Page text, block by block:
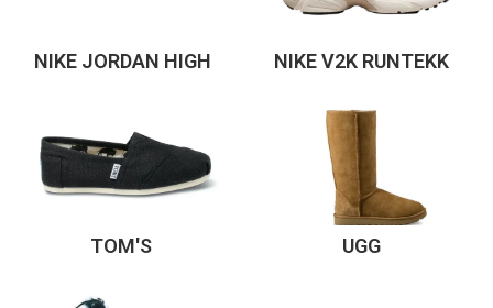
‌ ‌‌NIKE JORDAN HIGH NIKE V2K RUNTEKK
TOM'S UGG